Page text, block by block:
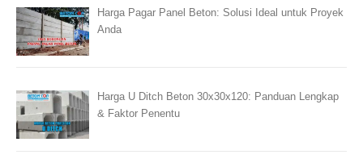
Harga Pagar Panel Beton: Solusi Ideal untuk Proyek
Anda
Harga U Ditch Beton 30x30x120: Panduan Lengkap
& Faktor Penentu